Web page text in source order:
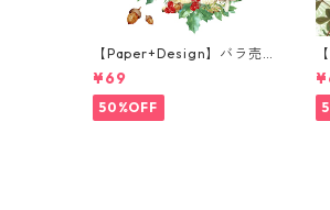
【Paper+Design】バラ売
り2枚 ランチサイズ ペーパ
ーナプキン Forest Squirrel
ホワイト
¥69
50%OFF